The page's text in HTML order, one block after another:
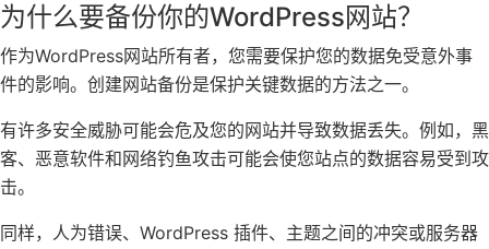
为什么要备份你的WordPress网站？
作为WordPress网站所有者，您需要保护您的数据免受意外事
件的影响。创建网站备份是保护关键数据的方法之一。
有许多安全威胁可能会危及您的网站并导致数据丢失。例如，黑
客、恶意软件和网络钓鱼攻击可能会使您站点的数据容易受到攻
击。
同样，人为错误、WordPress 插件、主题之间的冲突或服务器